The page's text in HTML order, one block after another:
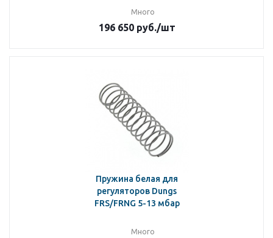
Много
196 650руб./шт
Пружина белая для
регуляторов Dungs
FRS/FRNG 5-13 мбар
Много